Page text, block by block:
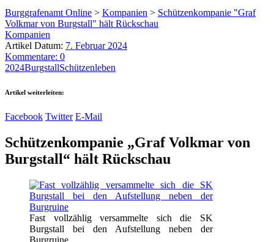
Burggrafenamt Online > Kompanien > Schützenkompanie "Graf
Volkmar von Burgstall" hält Rückschau
Kompanien
Artikel Datum: 7. Februar 2024
Kommentare: 0
2024BurgstallSchützenleben
Artikel weiterleiten:
Facebook Twitter E-Mail
Schützenkompanie „Graf Volkmar von
Burgstall“ hält Rückschau
Fast vollzählig versammelte sich die SK
Burgstall bei den Aufstellung neben der
Burgruine